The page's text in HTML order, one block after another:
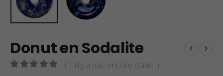
Donut en Sodalite
( Il n’y a pas encore d’avis. )